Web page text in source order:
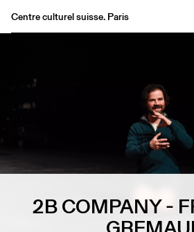
Centre culturel suisse. Paris
Buvette
Archives
About
EN
2B COMPANY -